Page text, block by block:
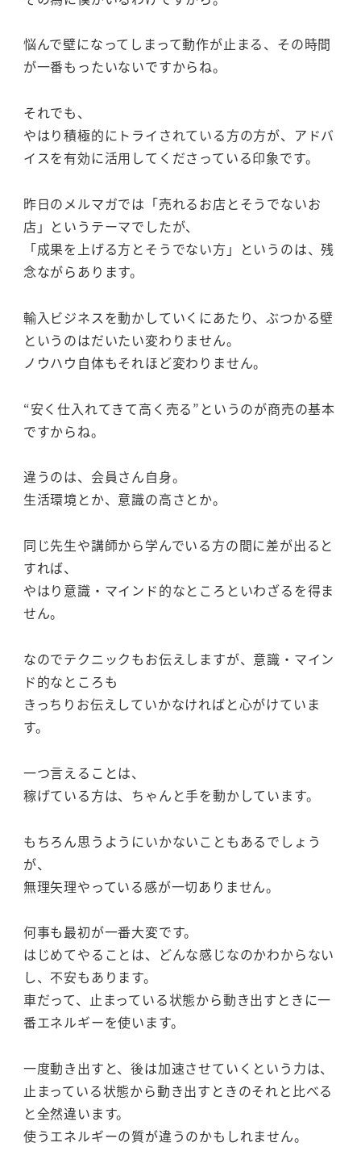
悩んで壁になってしまって動作が止まる、その時間
が一番もったいないですからね。
それでも、
やはり積極的にトライされている方の方が、アドバ
イスを有効に活用してくださっている印象です。
昨日のメルマガでは「売れるお店とそうでないお
店」というテーマでしたが、
「成果を上げる方とそうでない方」というのは、残
念ながらあります。
輸入ビジネスを動かしていくにあたり、ぶつかる壁
というのはだいたい変わりません。
ノウハウ自体もそれほど変わりません。
“安く仕入れてきて高く売る”というのが商売の基本
ですからね。
違うのは、会員さん自身。
生活環境とか、意識の高さとか。
同じ先生や講師から学んでいる方の間に差が出ると
すれば、
やはり意識・マインド的なところといわざるを得ま
せん。
なのでテクニックもお伝えしますが、意識・マイン
ド的なところも
きっちりお伝えしていかなければと心がけていま
す。
一つ言えることは、
稼げている方は、ちゃんと手を動かしています。
もちろん思うようにいかないこともあるでしょう
が、
無理矢理やっている感が一切ありません。
何事も最初が一番大変です。
はじめてやることは、どんな感じなのかわからない
し、不安もあります。
車だって、止まっている状態から動き出すときに一
番エネルギーを使います。
一度動き出すと、後は加速させていくという力は、
止まっている状態から動き出すときのそれと比べる
と全然違います。
使うエネルギーの質が違うのかもしれません。